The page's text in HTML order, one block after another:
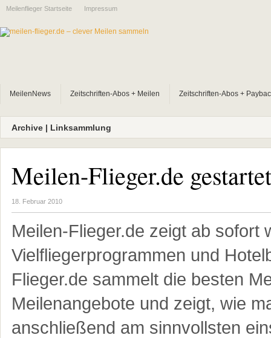
Meilenflieger Startseite Impressum
MeilenNews Zeitschriften-Abos + Meilen Zeitschriften-Abos +
Archive | Linksammlung
Meilen-Flieger.de gestartet
18. Februar 2010
Meilen-Flieger.de zeigt ab sofort
Vielfliegerprogrammen und
Flieger.de sammelt die besten
Meilenangebote und zeigt, wie
anschließend am sinnvollsten